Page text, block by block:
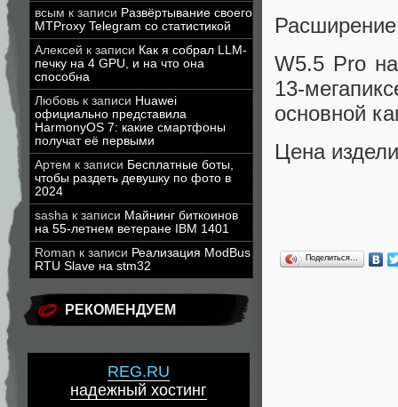
всым к записи Развёртывание своего
MTProxy Telegram со статистикой
Алексей к записи Как я собрал LLM-
печку на 4 GPU, и на что она
способна
Любовь к записи Huawei
официально представила
HarmonyOS 7: какие смартфоны
получат её первыми
Артем к записи Бесплатные боты,
чтобы раздеть девушку по фото в
2024
sasha к записи Майнинг биткоинов
на 55-летнем ветеране IBM 1401
Roman к записи Реализация ModBus
RTU Slave на stm32
РЕКОМЕНДУЕМ
REG.RU
надежный хостинг
W5.5 Pro
13-
основной
Цена
Поделиться…